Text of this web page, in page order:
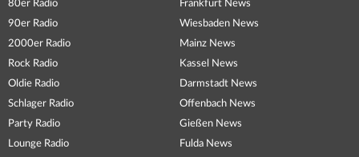
80er Radio
90er Radio
2000er Radio
Rock Radio
Oldie Radio
Schlager Radio
Party Radio
Lounge Radio
Frankfurt News
Wiesbaden News
Mainz News
Kassel News
Darmstadt News
Offenbach News
Gießen News
Fulda News